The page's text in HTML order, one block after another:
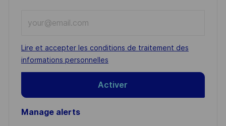
Email
address
(Required)
Required
Lire et accepter les conditions de traitement des
informations personnelles
Activer
Manage alerts